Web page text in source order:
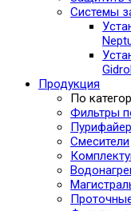
Системы
Продукция
По
Фильтры
Смесители